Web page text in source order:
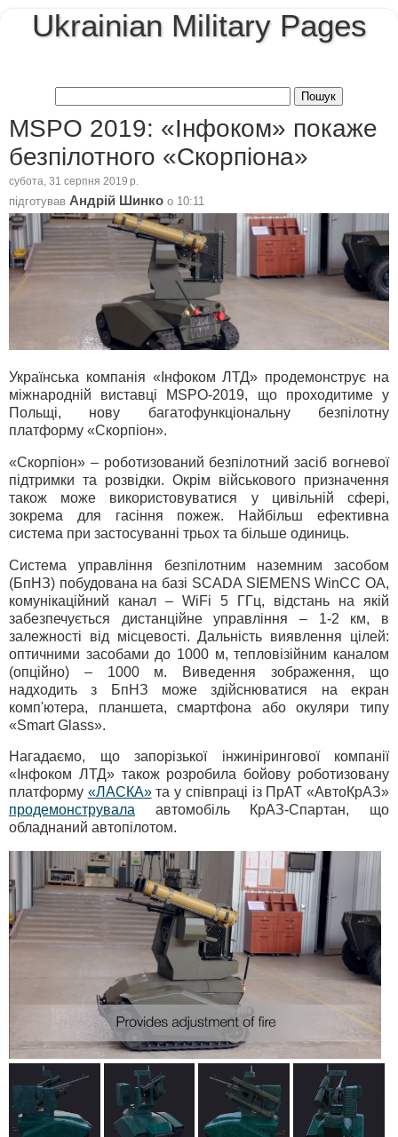
Ukrainian Military Pages
MSPO 2019: «Інфоком» покаже
безпілотного «Скорпіона»
субота, 31 серпня 2019 р.
підготував Андрій Шинко о 10:11
Українська компанія «Інфоком ЛТД» продемонструє на
міжнародній виставці MSPO-2019, що проходитиме у
Польщі, нову багатофункціональну безпілотну
платформу «Скорпіон».
«Скорпіон» – роботизований безпілотний засіб вогневої
підтримки та розвідки. Окрім військового призначення
також може використовуватися у цивільній сфері,
зокрема для гасіння пожеж. Найбільш ефективна
система при застосуванні трьох та більше одиниць.
Система управління безпілотним наземним засобом
(БпНЗ) побудована на базі SCADA SIEMENS WinCC OA,
комунікаційний канал – WiFi 5 ГГц, відстань на якій
забезпечується дистанційне управління – 1-2 км, в
залежності від місцевості. Дальність виявлення цілей:
оптичними засобами до 1000 м, тепловізійним каналом
(опційно) – 1000 м. Виведення зображення, що
надходить з БпНЗ може здійснюватися на екран
комп'ютера, планшета, смартфона або окуляри типу
«Smart Glass».
Нагадаємо, що запорізької інжинірингової компанії
«Інфоком ЛТД» також розробила бойову роботизовану
платформу «ЛАСКА»та у співпраці із ПрАТ «АвтоКрАЗ»
продемонструвала автомобіль КрАЗ-Спартан, що
обладнаний автопілотом.